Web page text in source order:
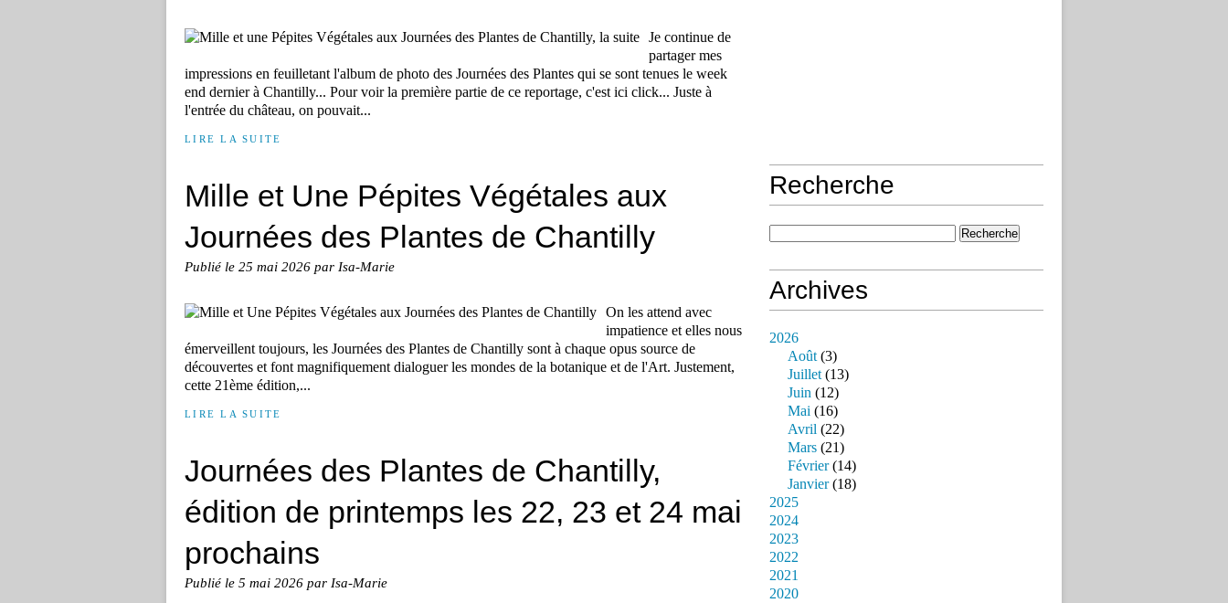
Je continue de
partager mes
impressions en feuilletant l'album de photo des Journées des Plantes qui se sont tenues le week
end dernier à Chantilly... Pour voir la première partie de ce reportage, c'est ici click... Juste à
l'entrée du château, on pouvait...
LIRE LA SUITE
Mille et Une Pépites Végétales aux
Journées des Plantes de Chantilly
Publié le 25 mai 2026 par Isa-Marie
On les attend avec
impatience et elles nous
émerveillent toujours, les Journées des Plantes de Chantilly sont à chaque opus source de
découvertes et font magnifiquement dialoguer les mondes de la botanique et de l'Art. Justement,
cette 21ème édition,...
LIRE LA SUITE
Journées des Plantes de Chantilly,
édition de printemps les 22, 23 et 24 mai
prochains
Publié le 5 mai 2026 par Isa-Marie
Recherche
Archives
2026
Août(3)
Juillet(13)
Juin (12)
Mai (16)
Avril (22)
Mars (21)
Février(14)
Janvier(18)
2025
2024
2023
2022
2021
2020